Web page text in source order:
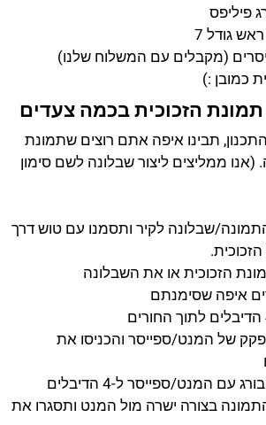
פיליפס
גודל 7
(מקבלים עם המשלוח שלנו)
כמובן :)
הזכוכית בכמה צעדים
תבינו איפה אתם רוצים שתמונת
(אנו ממליצים ליצור שבלונה לשם סימון
שבלונה לקיר ותסמנו עם טוש דרך
הזכוכית או את השבלונה
של המנט/ספייסר והכניסו את
עם המנט/ספייסר ל-4 הדיבלים
בצורה ישרה מול המנט ותסגרו את